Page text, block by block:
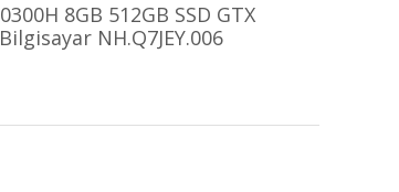
8GB 512GB SSD GTX
NH.Q7JEY.006